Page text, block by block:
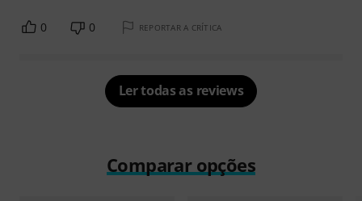
0 0 REPORTAR A CRÍTICA
Ler todas as reviews
Comparar opções